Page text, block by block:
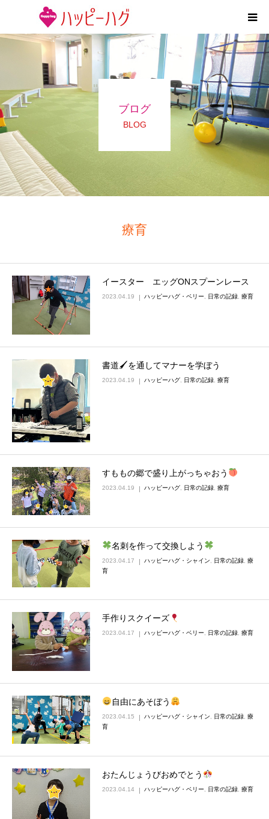
ブログ
BLOG
療育
イースター エッグONスプーンレース
2023.04.19 ハッピーハグ・ベリー 日常の記録 療育
書道🖌を通してマナーを学ぼう
2023.04.19 ハッピーハグ 日常の記録 療育
すももの郷で盛り上がっちゃおう
2023.04.19 ハッピーハグ 日常の記録 療育
名刺を作って交換しよう
2023.04.17 ハッピーハグ・シャイン 日常の記録 療
育
手作りスクイーズ
2023.04.17 ハッピーハグ・ベリー, 日常の記録, 療育
自由にあそぼう
2023.04.15 ハッピーハグ・シャイン 日常の記録 療
育
おたんじょうびおめでとう
2023.04.14 ハッピーハグ・ベリー 日常の記録 療育
2つの特徴
5領域支援とお約束
施設紹介
求人情報